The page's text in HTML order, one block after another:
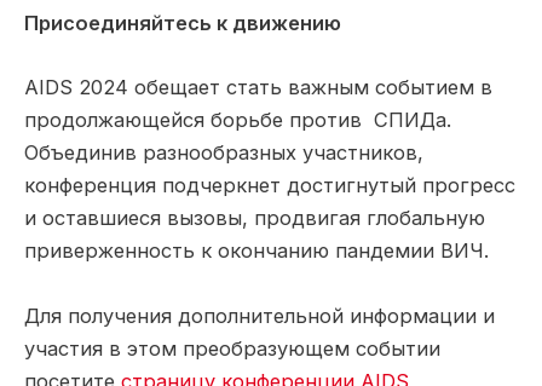
Присоединяйтесь к движению
AIDS 2024 обещает стать важным событием в
продолжающейся борьбе против СПИДа.
Объединив разнообразных участников,
конференция подчеркнет достигнутый прогресс
и оставшиеся вызовы, продвигая глобальную
приверженность к окончанию пандемии ВИЧ.
Для получения дополнительной информации и
участия в этом преобразующем событии
посетите страницу конференции AIDS